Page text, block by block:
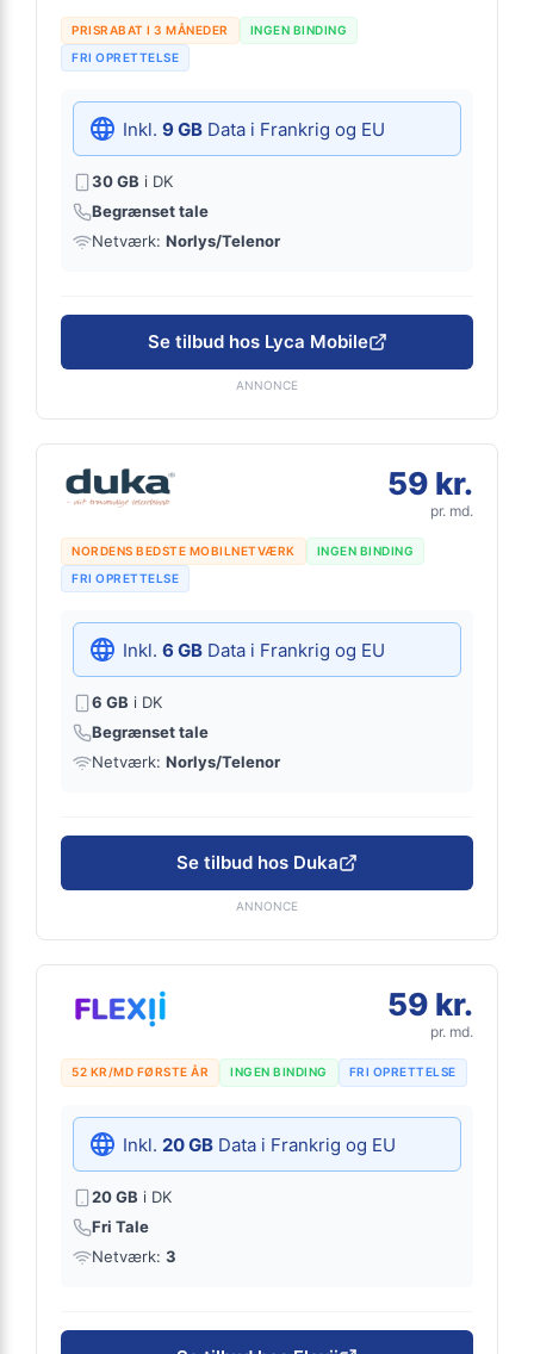
PRISRABAT I 3 MÅNEDER
INGEN BINDING
FRI OPRETTELSE
Inkl. 9 GB Data i Frankrig og EU
30 GB i DK
Begrænset tale
Netværk: Norlys/Telenor
Se tilbud hos Lyca Mobile
ANNONCE
59 kr.
pr. md.
NORDENS BEDSTE MOBILNETVÆRK
INGEN BINDING
FRI OPRETTELSE
Inkl. 6 GB Data i Frankrig og EU
6 GB i DK
Begrænset tale
Netværk: Norlys/Telenor
Se tilbud hos Duka
ANNONCE
59 kr.
pr. md.
52 KR/MD FØRSTE ÅR INGEN BINDING FRI OPRETTELSE
Inkl. 20 GB Data i Frankrig og EU
20 GB i DK
Fri Tale
Netværk: 3